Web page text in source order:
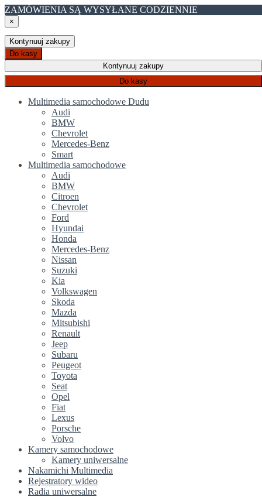
ZAMÓWIENIA SĄ WYSYŁANE CODZIENNIE
×
Kontynuuj zakupy
Do kasy
Kontynuuj zakupy
Do kasy
Multimedia samochodowe Dudu
Audi
BMW
Chevrolet
Mercedes-Benz
Smart
Multimedia samochodowe
Audi
BMW
Citroen
Chevrolet
Ford
Hyundai
Honda
Mercedes-Benz
Nissan
Suzuki
Kia
Volkswagen
Skoda
Mazda
Mitsubishi
Renault
Jeep
Subaru
Peugeot
Toyota
Seat
Opel
Fiat
Lexus
Porsche
Volvo
Kamery samochodowe
Kamery uniwersalne
Nakamichi Multimedia
Rejestratory wideo
Radia uniwersalne